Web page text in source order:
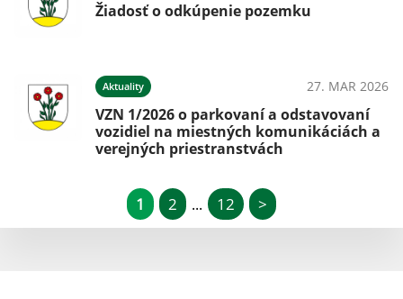
Žiadosť o odkúpenie pozemku
Aktuality 27. MAR 2026
VZN 1/2026 o parkovaní a odstavovaní
vozidiel na miestných komunikáciách a
verejných priestranstvách
1 2 ... 12 >